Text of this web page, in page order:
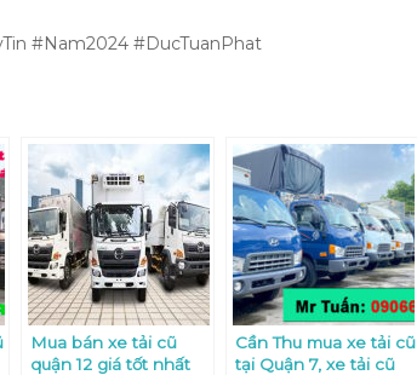
#Nam2024 #DucTuanPhat
Mua bán xe tải cũ
quận 12 giá tốt nhất
Cần Thu mua xe tải cũ
tại Quận 7, xe tải cũ